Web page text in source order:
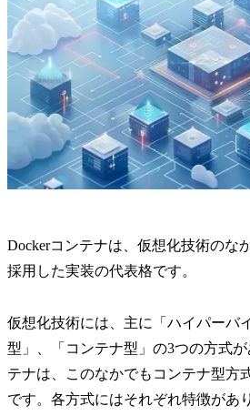
Dockerコンテナは、仮想化技術のな
採用した実装の代表格です。
仮想化技術には、主に「ハイパーバ
型」、「コンテナ型」の3つの方式
テナは、このなかでもコンテナ型方
です。各方式にはそれぞれ特徴があ